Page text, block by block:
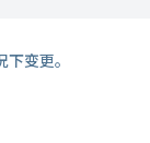
变更。